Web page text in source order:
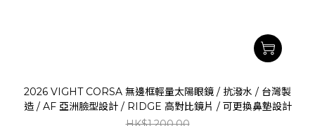
2026 VIGHT CORSA 無邊框輕量太陽眼鏡 / 抗潑水 / 台灣製
造 / AF 亞洲臉型設計 / RIDGE 高對比鏡片 / 可更換鼻墊設計